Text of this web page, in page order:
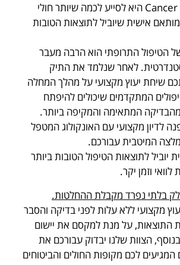
מטרתנו ב- Cancer Hope היא לסייע לכמה שיותר חולי
אישית שיוביל לתוצאות הטובות
הטיפול התרופתי הוא הרבה מעבר
לאחר שנלמד את התיק
שיחת יעוץ מקצועי על מהלך המחלה
המתקדמים שיכולים להיפתח
המתאימה והמקיפה ביותר.
לדיון מקצועי עם האונקולוג המטפל
המיטבית עבורכם.
יוביל לתוצאות הטיפול הטובות ביותר
וזמן יקר.
בלתי נפרד מקבלת ההחלטות.
מקצועי ללא עלות לפני בדיקה והסבר
התוצאות, על מנת למקסם את יישום
הצוות שלנו יבדוק עבורכם את
לכם מקופות החולים והביטוחים